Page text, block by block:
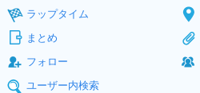
ラップタイム
まとめ
フォロー
ユーザー内検索